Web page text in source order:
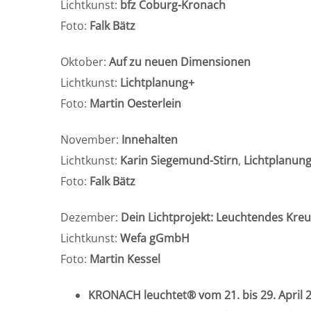
Lichtkunst: bfz Coburg-Kronach
Foto: Falk Bätz
Oktober: Auf zu neuen Dimensionen
Lichtkunst: Lichtplanung+
Foto: Martin Oesterlein
November: Innehalten
Lichtkunst: Karin Siegemund-Stirn,
Foto: Falk Bätz
Dezember: Dein Lichtprojekt: Leuchtendes
Lichtkunst: Wefa gGmbH
Foto: Martin Kessel
KRONACH leuchtet® vom 21. bis 29. April